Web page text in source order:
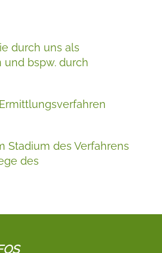
durch uns als
und bspw. durch
Stadium des Verfahrens
des